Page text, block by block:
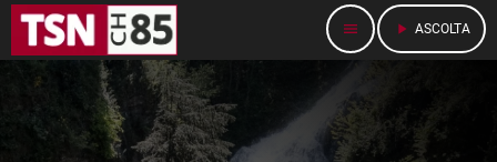
menu play_arrow ASCOLTA